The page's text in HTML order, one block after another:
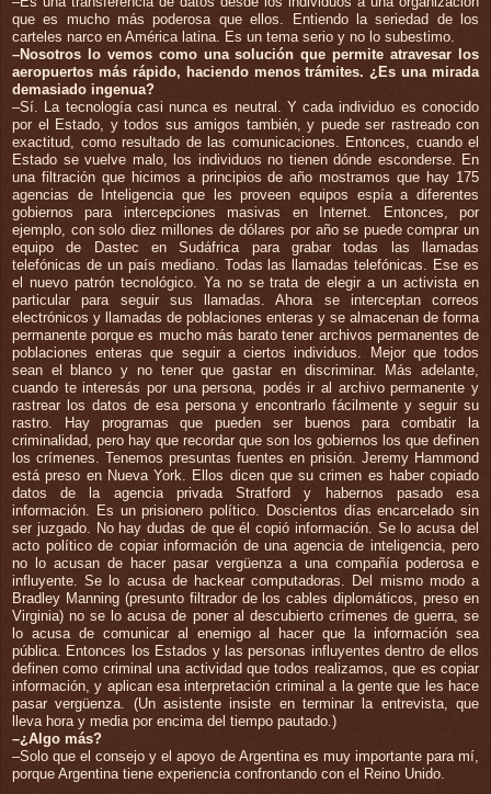
que es mucho más poderosa que ellos. Entiendo la seriedad de los
carteles narco en América latina. Es un tema serio y no lo subestimo.
–Nosotros lo vemos como una solución que permite atravesar los
aeropuertos más rápido, haciendo menos trámites. ¿Es una mirada
demasiado ingenua?
–Sí. La tecnología casi nunca es neutral. Y cada individuo es conocido
por el Estado, y todos sus amigos también, y puede ser rastreado con
exactitud, como resultado de las comunicaciones. Entonces, cuando el
Estado se vuelve malo, los individuos no tienen dónde esconderse. En
una filtración que hicimos a principios de año mostramos que hay 175
agencias de Inteligencia que les proveen equipos espía a diferentes
gobiernos para intercepciones masivas en Internet. Entonces, por
ejemplo, con solo diez millones de dólares por año se puede comprar un
equipo de Dastec en Sudáfrica para grabar todas las llamadas
telefónicas de un país mediano. Todas las llamadas telefónicas. Ese es
el nuevo patrón tecnológico. Ya no se trata de elegir a un activista en
particular para seguir sus llamadas. Ahora se interceptan correos
electrónicos y llamadas de poblaciones enteras y se almacenan de forma
permanente porque es mucho más barato tener archivos permanentes de
poblaciones enteras que seguir a ciertos individuos. Mejor que todos
sean el blanco y no tener que gastar en discriminar. Más adelante,
cuando te interesás por una persona, podés ir al archivo permanente y
rastrear los datos de esa persona y encontrarlo fácilmente y seguir su
rastro. Hay programas que pueden ser buenos para combatir la
criminalidad, pero hay que recordar que son los gobiernos los que definen
los crímenes. Tenemos presuntas fuentes en prisión. Jeremy Hammond
está preso en Nueva York. Ellos dicen que su crimen es haber copiado
datos de la agencia privada Stratford y habernos pasado esa
información. Es un prisionero político. Doscientos días encarcelado sin
ser juzgado. No hay dudas de que él copió información. Se lo acusa del
acto político de copiar información de una agencia de inteligencia, pero
no lo acusan de hacer pasar vergüenza a una compañía poderosa e
influyente. Se lo acusa de hackear computadoras. Del mismo modo a
Bradley Manning (presunto filtrador de los cables diplomáticos, preso en
Virginia) no se lo acusa de poner al descubierto crímenes de guerra, se
lo acusa de comunicar al enemigo al hacer que la información sea
pública. Entonces los Estados y las personas influyentes dentro de ellos
definen como criminal una actividad que todos realizamos, que es copiar
información, y aplican esa interpretación criminal a la gente que les hace
pasar vergüenza. (Un asistente insiste en terminar la entrevista, que
lleva hora y media por encima del tiempo pautado.)
–¿Algo más?
–Solo que el consejo y el apoyo de Argentina es muy importante para mí,
porque Argentina tiene experiencia confrontando con el Reino Unido.